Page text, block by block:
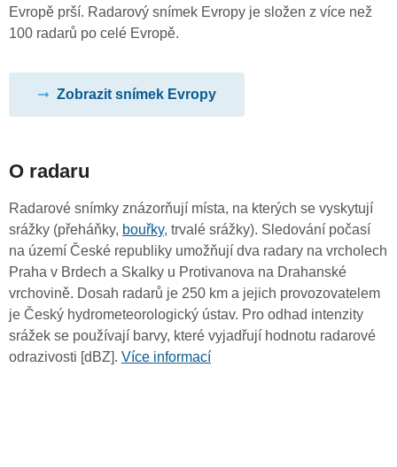
Evropě prší. Radarový snímek Evropy je složen z více než
100 radarů po celé Evropě.
Zobrazit snímek Evropy
O radaru
Radarové snímky znázorňují místa, na kterých se vyskytují
srážky (přeháňky, bouřky, trvalé srážky). Sledování počasí
na území České republiky umožňují dva radary na vrcholech
Praha v Brdech a Skalky u Protivanova na Drahanské
vrchovině. Dosah radarů je 250 km a jejich provozovatelem
je Český hydrometeorologický ústav. Pro odhad intenzity
srážek se používají barvy, které vyjadřují hodnotu radarové
odrazivosti [dBZ]. Více informací